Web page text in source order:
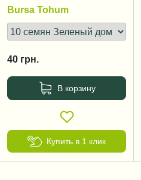
Bursa Tohum
40 грн.
В корзину
Купить в 1 клик